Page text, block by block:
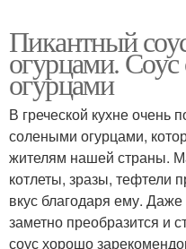
Пикантный
огурцами.
огурцами
В греческой кухне очень
солеными огурцами,
жителям нашей страны.
котлеты, зразы, тефтели
вкус благодаря ему.
заметно преобразится и
соус хорошо